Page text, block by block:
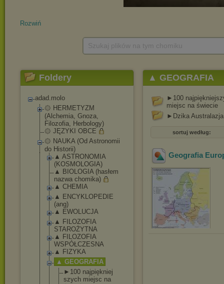
Rozwiń
Foldery
adad.molo
۞ HERMETYZM
(Alchemia, Gnoza,
Filozofia, Herbology)
۞ JĘZYKI OBCE
۞ NAUKA (Od Astronomii
do Historii)
▲ ASTRONOMIA
(KOSMOLOGIA)
▲ BIOLOGIA (hasłem
nazwa chomika)
▲ CHEMIA
▲ ENCYKLOPEDIE
(ang)
▲ EWOLUCJA
▲ FILOZOFIA
STAROŻYTNA
▲ FILOZOFIA
WSPÓŁCZESNA
▲ FIZYKA
▲ GEOGRAFIA
►100 najpiękniej
szych miejsc na
▲ GEOGRAFIA
►100
miejsc na świecie
►Dzika Australazja
sortuj według:
Geografia